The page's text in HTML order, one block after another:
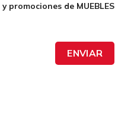
promociones de MUEBLES
ENVIAR